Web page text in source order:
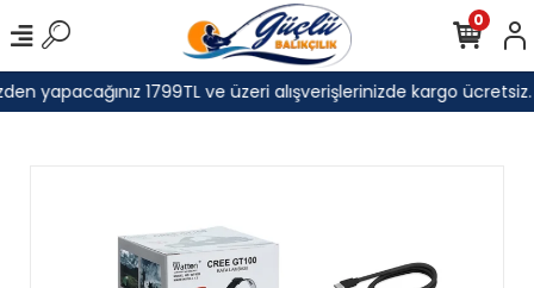
yapacağınız 1799TL ve üzeri alışverişlerinizde kargo ücretsiz.
0